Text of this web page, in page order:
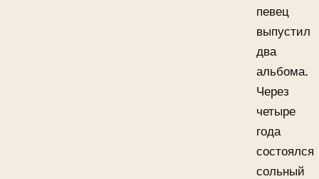
певец
выпустил
два
альбома.
Через
четыре
года
состоялся
сольный